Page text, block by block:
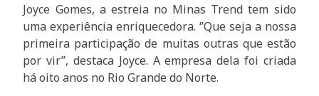
Joyce Gomes, a estreia no Minas Trend tem sido
uma experiência enriquecedora. ‘’Que seja a nossa
primeira participação de muitas outras que estão
por vir’’, destaca Joyce. A empresa dela foi criada
há oito anos no Rio Grande do Norte.